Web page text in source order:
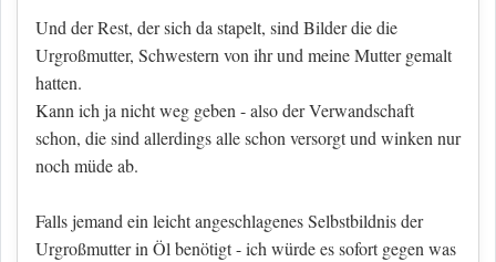
Und der Rest, der sich da stapelt, sind Bilder die die
Urgroßmutter, Schwestern von ihr und meine Mutter gemalt
hatten.
Kann ich ja nicht weg geben - also der Verwandschaft
schon, die sind allerdings alle schon versorgt und winken nur
noch müde ab.
Falls jemand ein leicht angeschlagenes Selbstbildnis der
Urgroßmutter in Öl benötigt - ich würde es sofort gegen was